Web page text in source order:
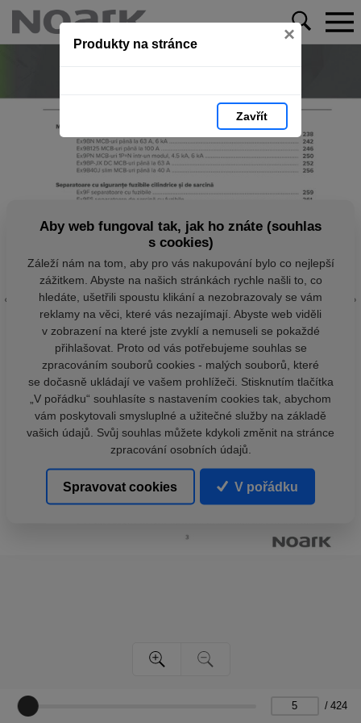
Produkty na stránce ×
Zavřít
/ 424
Aby web fungoval tak, jak ho znáte (souhlas
s cookies)
Záleží nám na tom, aby pro vás nakupování bylo co nejlepší
zážitkem. Abyste na našich stránkách rychle našli to, co
hledáte, ušetřili spoustu klikání a nezobrazovaly se vám
reklamy na věci, které vás nezajímají. Abyste web viděli
v zobrazení na které jste zvyklí a nemuseli se pokaždé
přihlašovat. Proto od vás potřebujeme souhlas se
zpracováním souborů cookies - malých souborů, které
se dočasně ukládají ve vašem prohlížeči. Stisknutím tlačítka
„V pořádku“ souhlasíte s nastavením cookies tak, abychom
vám poskytovali smysluplné a užitečné služby na základě
vašich údajů. Svůj souhlas můžete kdykoli změnit na stránce
zpracování osobních údajů.
Spravovat cookies V pořádku